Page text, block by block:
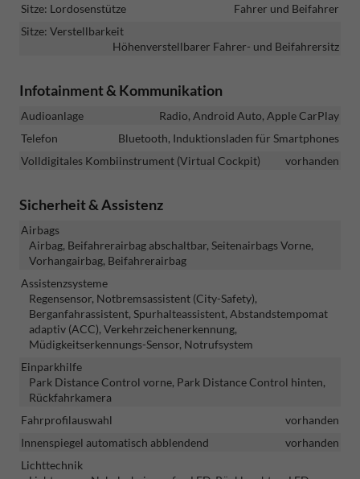
Sitze: Lordosenstütze
Fahrer und Beifahrer
Sitze: Verstellbarkeit
Höhenverstellbarer Fahrer- und Beifahrersitz
Infotainment & Kommunikation
Audioanlage
Radio, Android Auto, Apple CarPlay
Telefon
Bluetooth, Induktionsladen für Smartphones
Volldigitales Kombiinstrument (Virtual Cockpit)
vorhanden
Sicherheit & Assistenz
Airbags
Airbag, Beifahrerairbag abschaltbar, Seitenairbags Vorne,
Vorhangairbag, Beifahrerairbag
Assistenzsysteme
Regensensor, Notbremsassistent (City-Safety),
Berganfahrassistent, Spurhalteassistent, Abstandstempomat
adaptiv (ACC), Verkehrzeichenerkennung,
Müdigkeitserkennungs-Sensor, Notrufsystem
Einparkhilfe
Park Distance Control vorne, Park Distance Control hinten,
Rückfahrkamera
Fahrprofilauswahl
vorhanden
Innenspiegel automatisch abblendend
vorhanden
Lichttechnik